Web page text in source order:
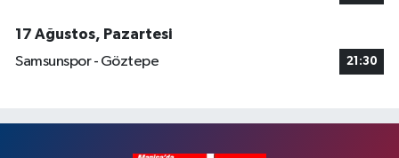
17 Ağustos, Pazartesi
Samsunspor - Göztepe
21:30